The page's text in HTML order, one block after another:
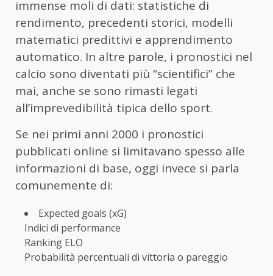
immense moli di dati: statistiche di
rendimento, precedenti storici, modelli
matematici predittivi e apprendimento
automatico. In altre parole, i pronostici nel
calcio sono diventati più “scientifici” che
mai, anche se sono rimasti legati
all’imprevedibilità tipica dello sport.
Se nei primi anni 2000 i pronostici
pubblicati online si limitavano spesso alle
informazioni di base, oggi invece si parla
comunemente di:
Expected goals (xG)
Indici di performance
Ranking ELO
Probabilità percentuali di vittoria o pareggio